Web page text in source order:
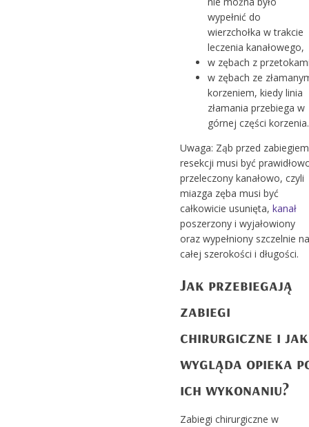
wypełnić do
wierzchołka w trakcie
leczenia kanałowego,
w zębach z
w zębach ze
korzeniem, kiedy linia
złamania przebiega w
górnej części korzenia.
Uwaga: Ząb przed zabiegiem
resekcji musi być
przeleczony kanałowo, czyli
miazga zęba musi być
całkowicie usunięta, kanał
poszerzony i wyjałowiony
oraz wypełniony szczelnie na
całej szerokości i długości.
Jak przebiegają
zabiegi
chirurgiczne i jak
wygląda opieka
ich wykonaniu?
Zabiegi chirurgiczne w